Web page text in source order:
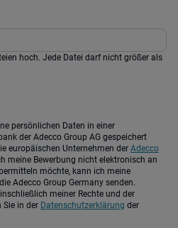
hoch. Jede Datei darf nicht größer als
der Adecco Group AG gespeichert
europäischen Unternehmen der Adecco
meine Bewerbung nicht elektronisch an
möchte, kann ich meine
Adecco Group Germany senden.
meiner Rechte und der
Sie in der Datenschutzerklärung der